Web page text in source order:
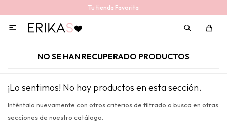
Tu tienda Favorita

NO SE HAN RECUPERADO PRODUCTOS
¡Lo sentimos! No hay productos en esta sección.
Inténtalo nuevamente con otros criterios de filtrado o busca en otras
secciones de nuestro catálogo.